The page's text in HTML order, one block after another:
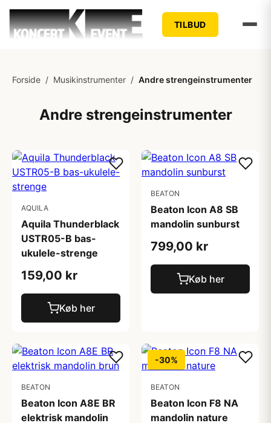
TILBUD
Forside / Musikinstrumenter / Andre strengeinstrumenter
Andre strengeinstrumenter
AQUILA
Aquila Thunderblack
USTR05-B bas-
ukulele-strenge
159,00 kr
Køb her
BEATON
Beaton Icon A8 SB
mandolin sunburst
799,00 kr
Køb her
BEATON
Beaton Icon A8E BR
elektrisk mandolin
-30%
BEATON
Beaton Icon F8 NA
mandolin nature